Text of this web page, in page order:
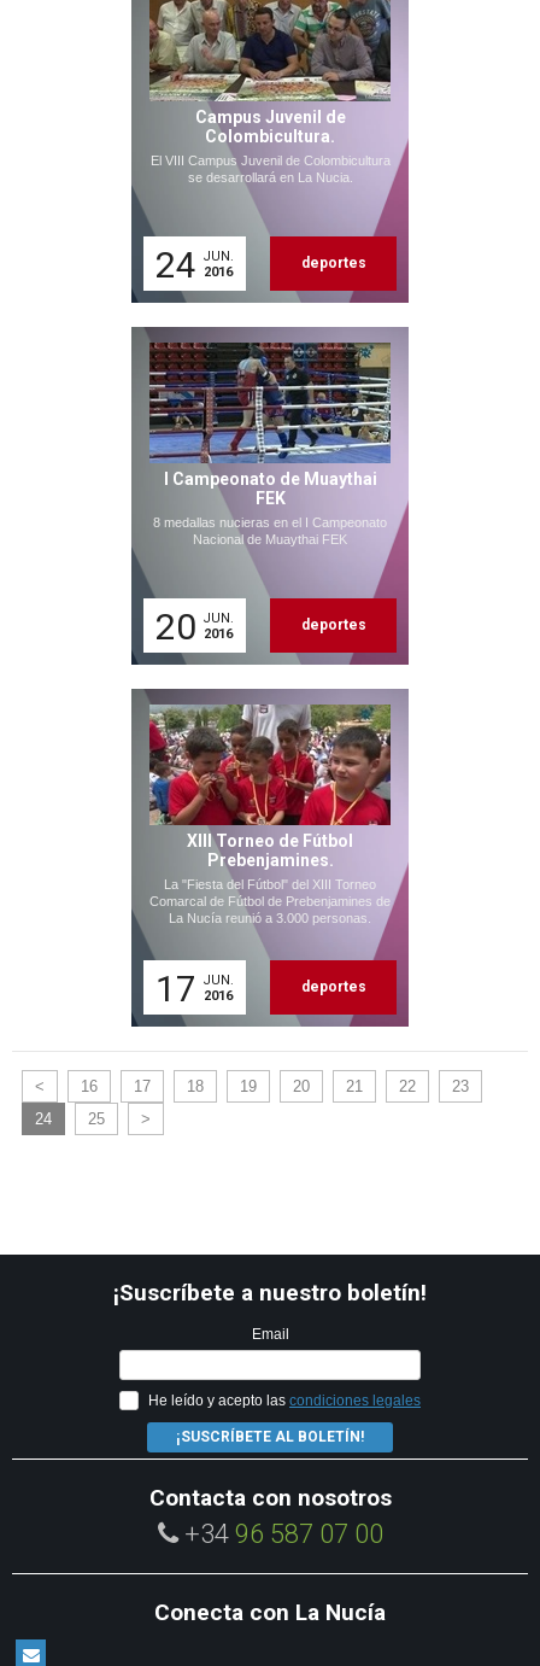
Campus Juvenil de
Colombicultura.
El VIII Campus Juvenil de Colombicultura
se desarrollará en La Nucia.
24 JUN.
2016
deportes
I Campeonato de Muaythai
FEK
8 medallas nucieras en el I Campeonato
Nacional de Muaythai FEK
20 JUN.
2016
deportes
XIII Torneo de Fútbol
Prebenjamines.
La "Fiesta del Fútbol" del XIII Torneo
Comarcal de Fútbol de Prebenjamines de
La Nucía reunió a 3.000 personas.
17
JUN.
2016
deportes
< 16 17 18 19 20 21 22
23
24
25 >
¡Suscríbete a nuestro boletín!
Email
He leído y acepto las condiciones legales
¡SUSCRÍBETE AL BOLETÍN!
Contacta con nosotros
+34 96 587 07 00
Conecta con La Nucía